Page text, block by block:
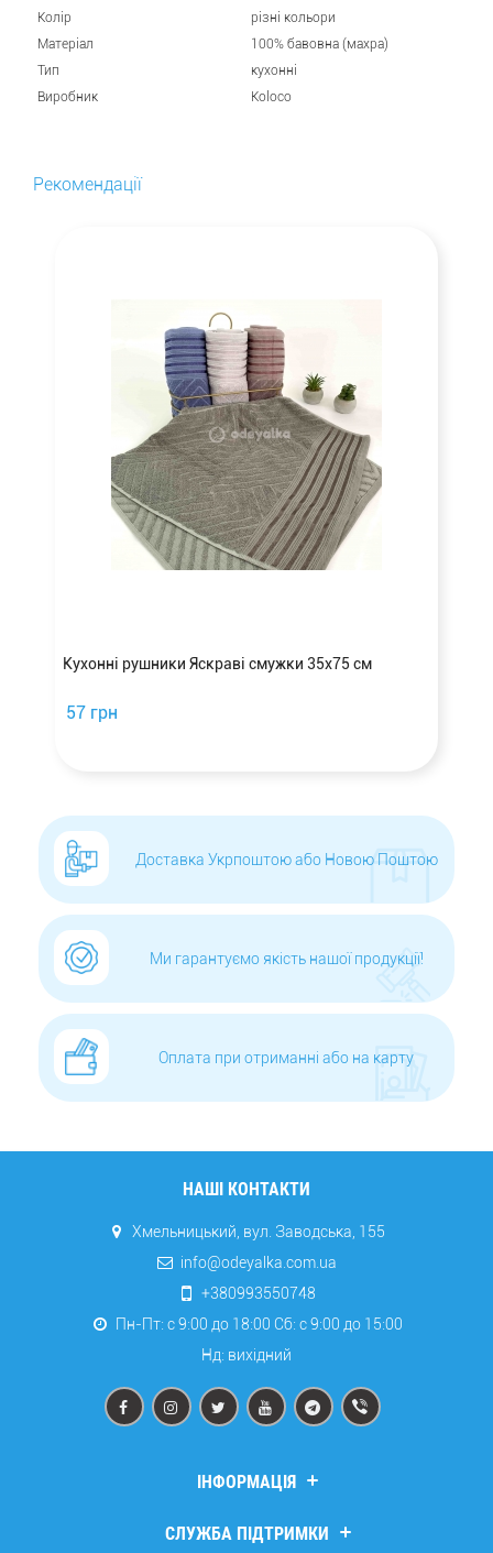
Колір
різні кольори
Матеріал
100% бавовна (махра)
Тип
кухонні
Виробник
Koloco
Рекомендації
Кухонні рушники Яскраві смужки 35х75 см
57 грн
Доставка Укрпоштою або Новою Поштою
Ми гарантуємо якість нашої продукції!
Оплата при отриманні або на карту
НАШІ КОНТАКТИ
Хмельницький, вул. Заводська, 155
info@odeyalka.com.ua
+380993550748
Пн-Пт: с 9:00 до 18:00 Сб: c 9:00 до 15:00
Нд: вихідний
ІНФОРМАЦІЯ
Про компанію
СЛУЖБА ПІДТРИМКИ